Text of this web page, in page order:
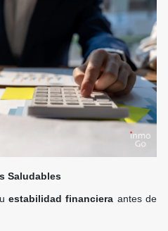
Saludables
estabilidad financiera antes de